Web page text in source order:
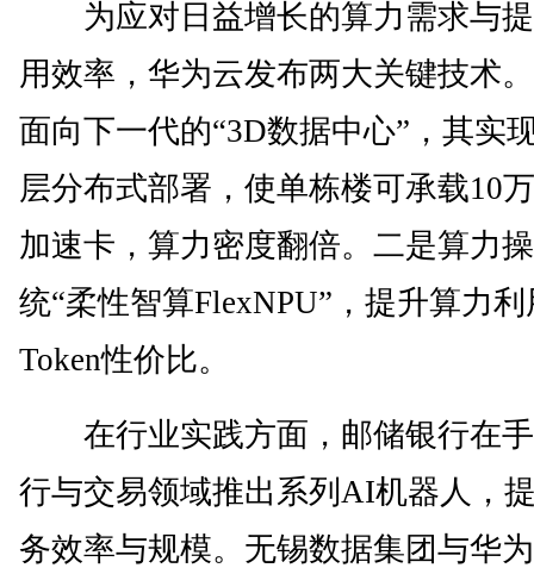
为应对日益增长的算力需求与
用效率，华为云发布两大关键技术
面向下一代的“3D数据中心”，其实
层分布式部署，使单栋楼可承载10
加速卡，算力密度翻倍。二是算力
统“柔性智算FlexNPU”，提升算力
Token性价比。
在行业实践方面，邮储银行在
行与交易领域推出系列AI机器人，
务效率与规模。无锡数据集团与华